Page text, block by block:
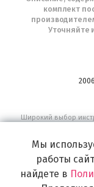
комплект
Уточняйте
Широкий выбор
Мы
работы
найдете в